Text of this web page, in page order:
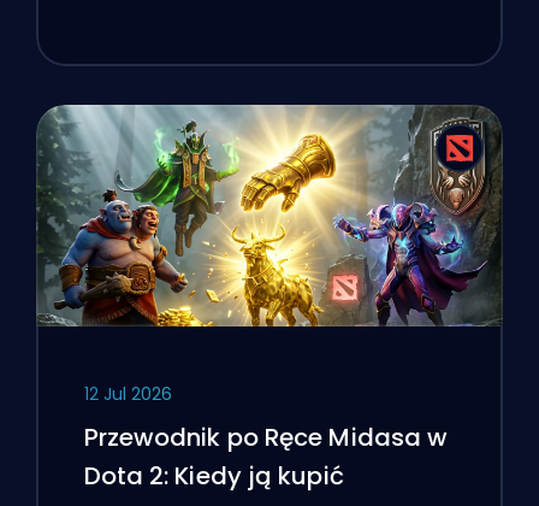
12 Jul 2026
Przewodnik po Ręce Midasa w
Dota 2: Kiedy ją kupić